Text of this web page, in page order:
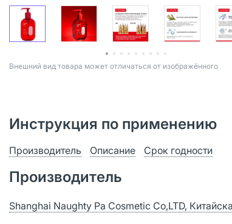
Bнешний вид товара может отличаться от изображённого
Инструкция по применению
Производитель Описание Срок годности
Производитель
Shanghai Naughty Pa Cosmetic Co,LTD,